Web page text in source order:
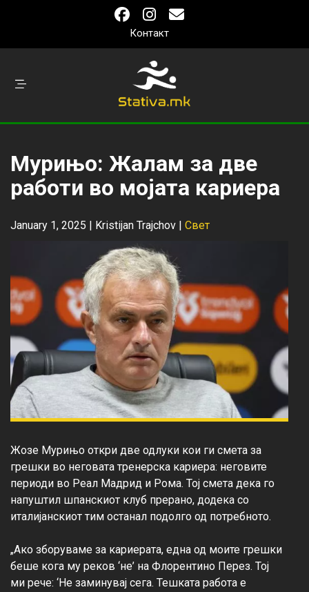
Контакт
Мурињо: Жалам за две
работи во мојата кариера
January 1, 2025 | Kristijan Trajchov | Свет
Жозе Мурињо откри две одлуки кои ги смета за
грешки во неговата тренерска кариера: неговите
периоди во Реал Мадрид и Рома. Тој смета дека го
напуштил шпанскиот клуб прерано, додека со
италијанскиот тим останал подолго од потребното.
„Ако зборуваме за кариерата, една од моите грешки
беше кога му реков ‘не’ на Флорентино Перез. Тој
ми рече: ‘Не заминувај сега. Тешката работа е